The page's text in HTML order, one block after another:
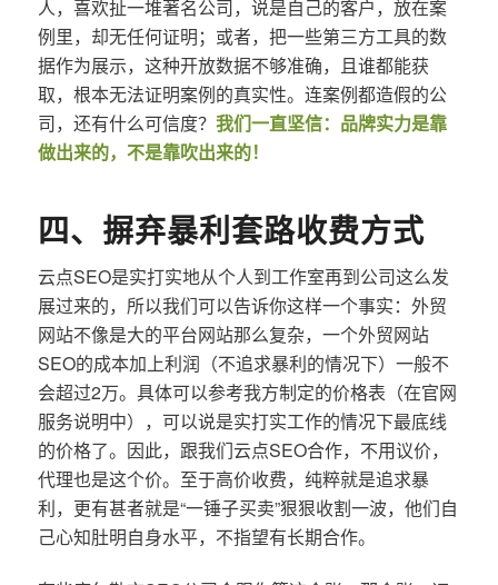
人，喜欢扯一堆著名公司，说是自己的客户，放在案
例里，却无任何证明；或者，把一些第三方工具的数
据作为展示，这种开放数据不够准确，且谁都能获
取，根本无法证明案例的真实性。连案例都造假的公
司，还有什么可信度？ 我们一直坚信：品牌实力是靠
做出来的，不是靠吹出来的！
四、摒弃暴利套路收费方式
云点SEO是实打实地从个人到工作室再到公司这么发
展过来的，所以我们可以告诉你这样一个事实：外贸
网站不像是大的平台网站那么复杂，一个外贸网站
SEO的成本加上利润（不追求暴利的情况下）一般不
会超过2万。具体可以参考我方制定的价格表（在官网
服务说明中），可以说是实打实工作的情况下最底线
的价格了。因此，跟我们云点SEO合作，不用议价，
代理也是这个价。至于高价收费，纯粹就是追求暴
利，更有甚者就是“一锤子买卖”狠狠收割一波，他们自
己心知肚明自身水平，不指望有长期合作。